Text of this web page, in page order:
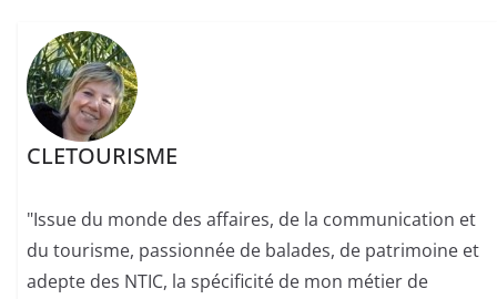
CLETOURISME
"Issue du monde des affaires, de la communication et
du tourisme, passionnée de balades, de patrimoine et
adepte des NTIC, la spécificité de mon métier de